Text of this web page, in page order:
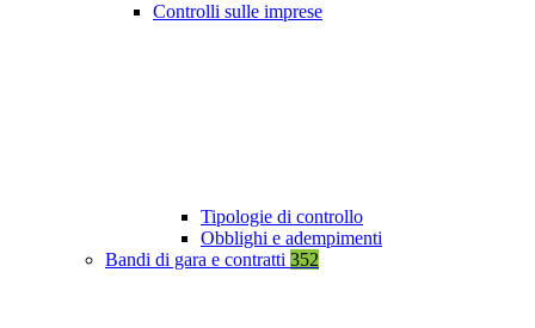
Controlli sulle imprese
Tipologie di controllo
Obblighi e adempimenti
Bandi di gara e contratti 352